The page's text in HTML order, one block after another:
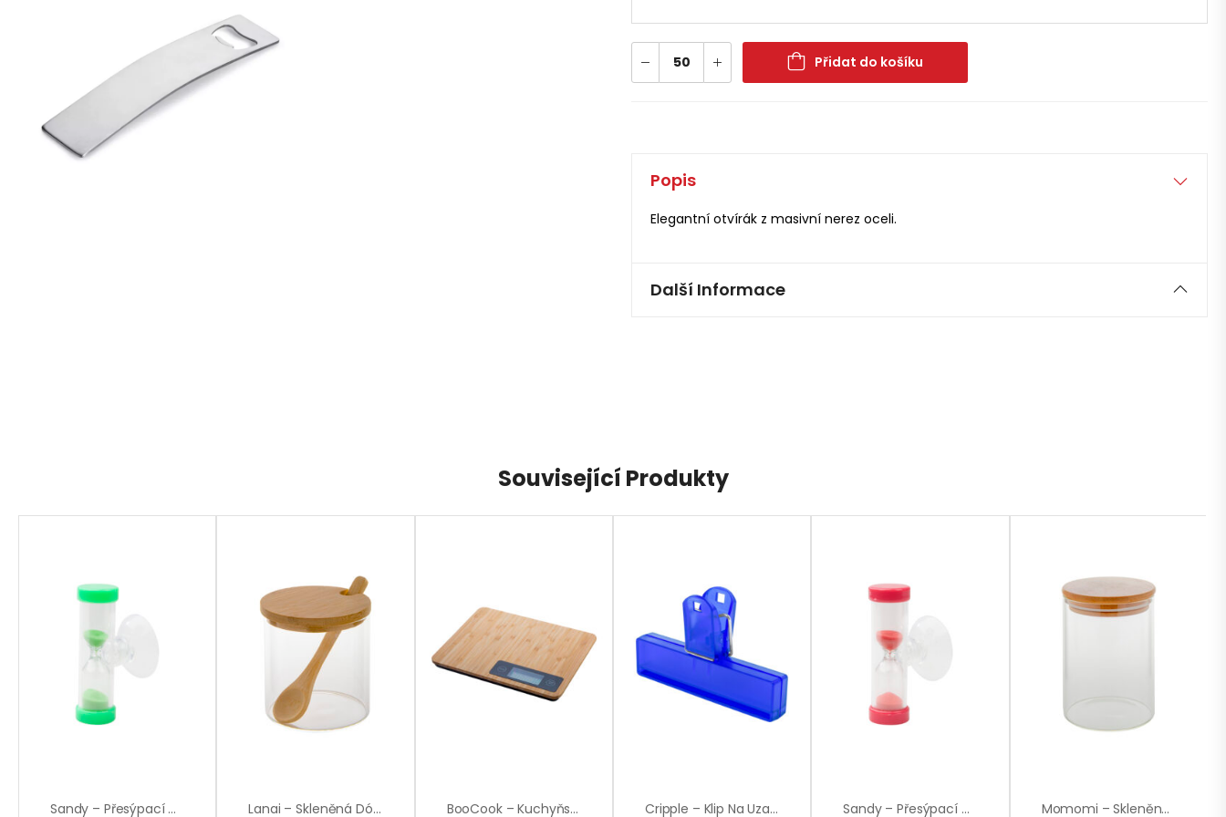
Přidat do košíku
Popis
Elegantní otvírák z masivní nerez oceli.
Další Informace
Související Produkty
Sandy – Přesýpací Hodiny Lanai – Skleněná Dóza Na Koření BooCook – Kuchyňská Váha Cripple – Klip Na Uzavření Obalu Sandy – Přesýpací Hodiny Momomi – Skleněná Dóza